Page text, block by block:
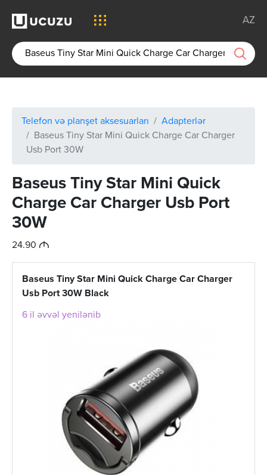
AZ
Telefon və planşet aksesuarları
Adapterlər
Baseus Tiny Star Mini Quick Charge Car Charger
Usb Port 30W
Baseus Tiny Star Mini Quick
Charge Car Charger Usb Port
30W
24.90 M
Baseus Tiny Star Mini Quick Charge Car Charger
Usb Port 30W Black
6 il əvvəl yenilənib